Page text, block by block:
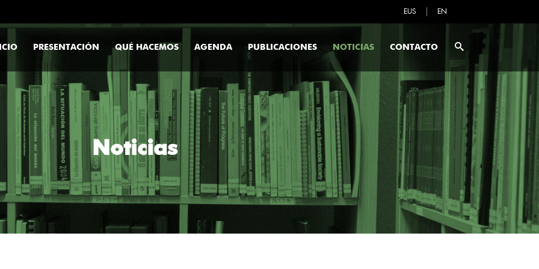
EUS EN
PRESENTACIÓN QUÉ HACEMOS AGENDA PUBLICACIONES NOTICIAS CONTACTO
Noticias